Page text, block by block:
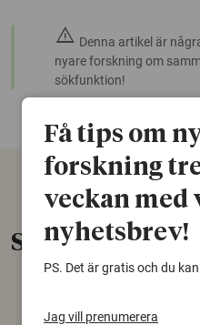
warning Denna artikel är
nyare forskning om
sökfunktion!
Senaste nytt
Få tips om
forskning
veckan med
nyhetsbrev!
PS. Det är gratis och du
Jag vill prenumerera